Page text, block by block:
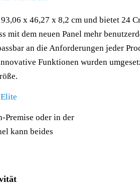
x 46,27 x 8,2 cm und bietet 24
mit dem neuen Panel mehr
an die Anforderungen jeder
Funktionen wurden
Premise oder in der
kann beides